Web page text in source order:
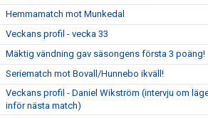
Hemmamatch mot Munkedal
Veckans profil - vecka 33
Mäktig vändning gav säsongens första 3 poäng!
Seriematch mot Bovall/Hunnebo ikväll!
Veckans profil - Daniel Wikström (intervju om
inför nästa match)